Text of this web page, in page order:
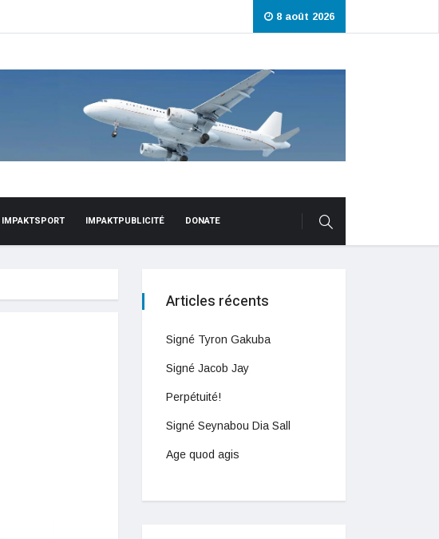
8 août 2026
IMPAKTSPORT IMPAKTPUBLICITÉ DONATE
Articles récents
Signé Tyron Gakuba
Signé Jacob Jay
Perpétuité!
Signé Seynabou Dia Sall
Age quod agis